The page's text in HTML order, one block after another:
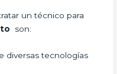
un técnico para
son:
diversas tecnologías